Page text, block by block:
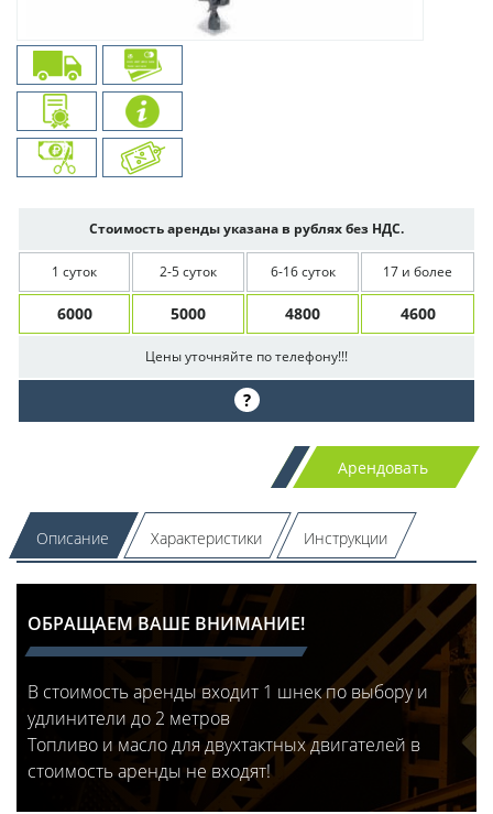
Стоимость аренды указана в рублях без НДС.
1 суток 2-5 суток 6-16 суток 17 и более
6000 5000 4800 4600
Цены уточняйте по телефону!!!
?
Арендовать
Описание Характеристики Инструкции
ОБРАЩАЕМ ВАШЕ ВНИМАНИЕ!
В стоимость аренды входит 1 шнек по выбору и
удлинители до 2 метров
Топливо и масло для двухтактных двигателей в
стоимость аренды не входят!